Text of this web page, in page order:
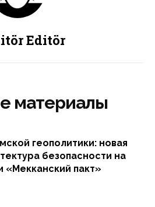
материалы
геополитики: новая
безопасности на
пакт»
Editör